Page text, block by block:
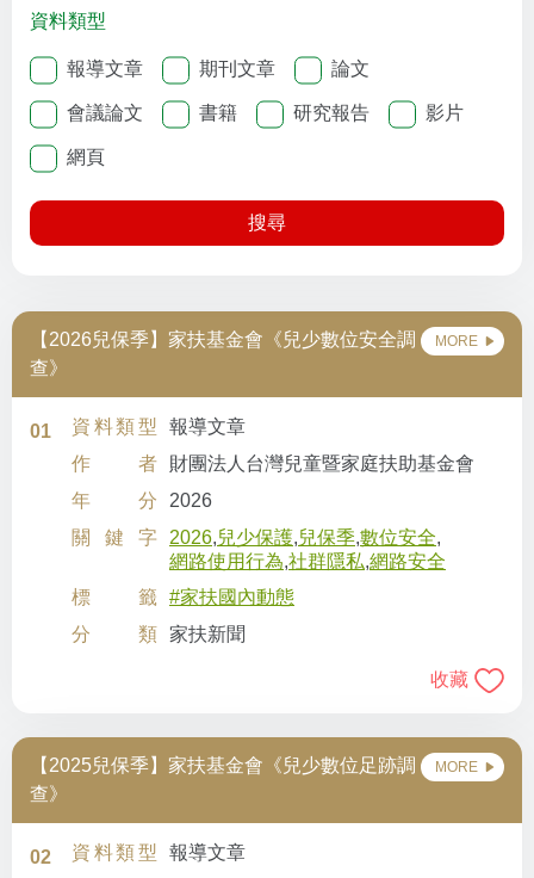
資料類型
報導文章 期刊文章 論文
會議論文 書籍 研究報告 影片
網頁
搜尋
【2026兒保季】家扶基金會《兒少數位安全調
查》
MORE
01 資料類型
報導文章
作者
財團法人台灣兒童暨家庭扶助基金會
年分
2026
關鍵字
2026,兒少保護,兒保季,數位安全,
網路使用行為,社群隱私,網路安全
標籤
#家扶國內動態
分類 家扶新聞
收藏
【2025兒保季】家扶基金會《兒少數位足跡調
查》
MORE
02 資料類型
報導文章